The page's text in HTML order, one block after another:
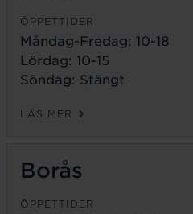
ÖPPETTIDER
Måndag-Fredag: 10-18
Lördag: 10-15
Söndag: Stängt
LÄS MER
Borås
ÖPPETTIDER